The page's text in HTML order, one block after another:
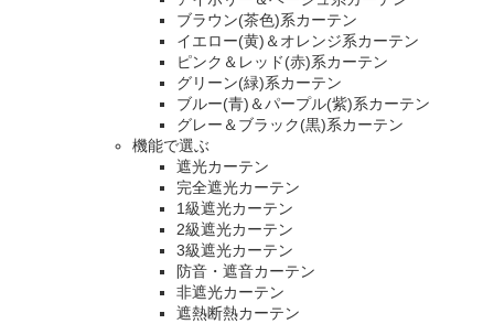
ブラウン(茶色)系カーテン
イエロー(黄)＆オレンジ系カーテン
ピンク＆レッド(赤)系カーテン
グリーン(緑)系カーテン
ブルー(青)＆パープル(紫)系カーテン
グレー＆ブラック(黒)系カーテン
機能で選ぶ
遮光カーテン
完全遮光カーテン
1級遮光カーテン
2級遮光カーテン
3級遮光カーテン
防音・遮音カーテン
非遮光カーテン
遮熱断熱カーテン